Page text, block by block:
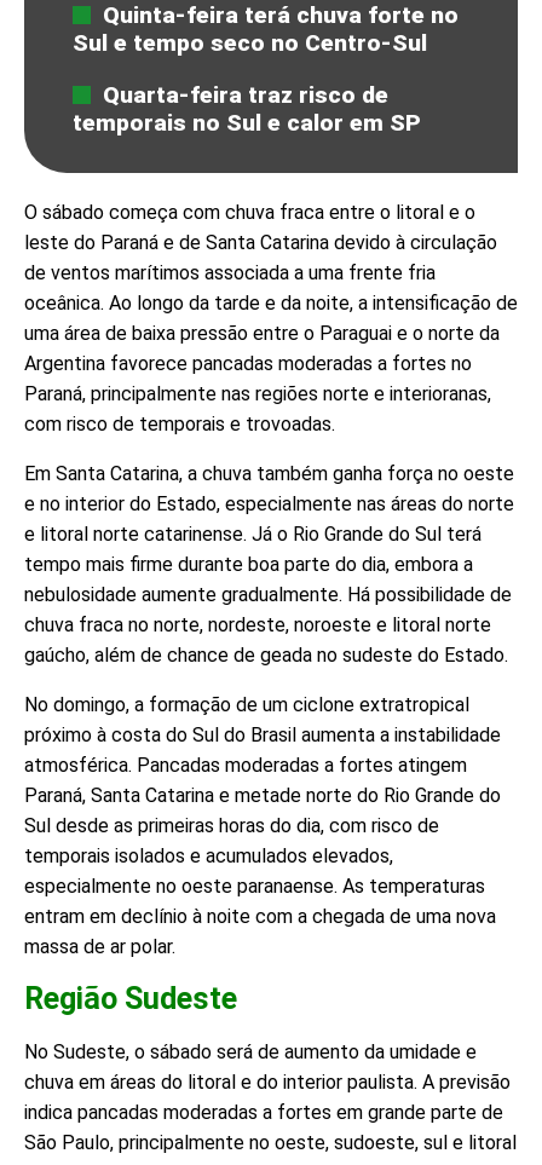
Quinta-feira terá chuva forte no
Sul e tempo seco no Centro-Sul
Quarta-feira traz risco de
temporais no Sul e calor em SP
O sábado começa com chuva fraca entre o litoral e o
leste do Paraná e de Santa Catarina devido à circulação
de ventos marítimos associada a uma frente fria
oceânica. Ao longo da tarde e da noite, a intensificação de
uma área de baixa pressão entre o Paraguai e o norte da
Argentina favorece pancadas moderadas a fortes no
Paraná, principalmente nas regiões norte e interioranas,
com risco de temporais e trovoadas.
Em Santa Catarina, a chuva também ganha força no oeste
e no interior do Estado, especialmente nas áreas do norte
e litoral norte catarinense. Já o Rio Grande do Sul terá
tempo mais firme durante boa parte do dia, embora a
nebulosidade aumente gradualmente. Há possibilidade de
chuva fraca no norte, nordeste, noroeste e litoral norte
gaúcho, além de chance de geada no sudeste do Estado.
No domingo, a formação de um ciclone extratropical
próximo à costa do Sul do Brasil aumenta a instabilidade
atmosférica. Pancadas moderadas a fortes atingem
Paraná, Santa Catarina e metade norte do Rio Grande do
Sul desde as primeiras horas do dia, com risco de
temporais isolados e acumulados elevados,
especialmente no oeste paranaense. As temperaturas
entram em declínio à noite com a chegada de uma nova
massa de ar polar.
Região Sudeste
No Sudeste, o sábado será de aumento da umidade e
chuva em áreas do litoral e do interior paulista. A previsão
indica pancadas moderadas a fortes em grande parte de
São Paulo, principalmente no oeste, sudoeste, sul e litoral